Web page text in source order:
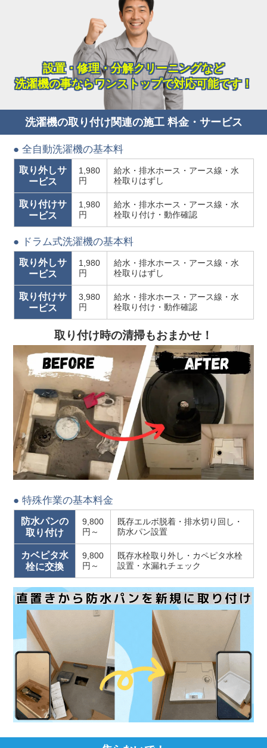
設置・修理・分解クリーニングなど
洗濯機の事ならワンストップで対応可能です！
洗濯機の取り付け関連の施工 料金・サービス
● 全自動洗濯機の基本料
取り外しサ
ービス
1,980
円
給水・排水ホース・アース線・水
栓取りはずし
取り付けサ
ービス
1,980
円
給水・排水ホース・アース線・水
栓取り付け・動作確認
● ドラム式洗濯機の基本料
取り外しサ
ービス
1,980
円
給水・排水ホース・アース線・水
栓取りはずし
取り付けサ
ービス
3,980
円
給水・排水ホース・アース線・水
栓取り付け・動作確認
取り付け時の清掃もおまかせ！
● 特殊作業の基本料金
防水パンの
取り付け
9,800
円～
既存エルボ脱着・排水切り回し・
防水パン設置
カベピタ水
栓に交換
9,800
円～
既存水栓取り外し・カペピタ水栓
設置・水漏れチェック